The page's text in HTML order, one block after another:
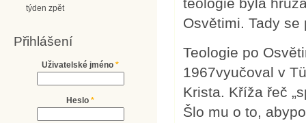
týden zpět
Přihlášení
Uživatelské jméno *
Heslo *
Osvětimi. Tady
Teologie po
1967vyučoval v
Krista. Kříža řeč
Šlo mu o to,